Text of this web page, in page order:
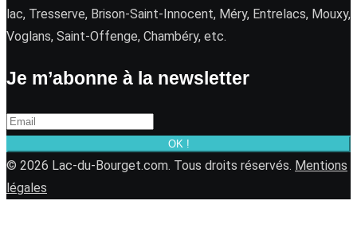
lac, Tresserve, Brison-Saint-Innocent, Méry, Entrelacs, Mouxy,
Voglans, Saint-Offenge, Chambéry, etc.
Je m’abonne à la newsletter
OK !
© 2026 Lac-du-Bourget.com. Tous droits réservés. Mentions
légales